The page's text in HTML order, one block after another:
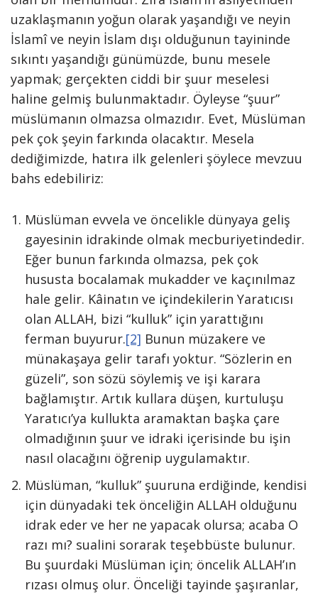
uzaklaşmanın yoğun olarak yaşandığı ve neyin
İslamî ve neyin İslam dışı olduğunun tayininde
sıkıntı yaşandığı günümüzde, bunu mesele
yapmak; gerçekten ciddi bir şuur meselesi
haline gelmiş bulunmaktadır. Öyleyse “şuur”
müslümanın olmazsa olmazıdır. Evet, Müslüman
pek çok şeyin farkında olacaktır. Mesela
dediğimizde, hatıra ilk gelenleri şöylece mevzuu
bahs edebiliriz:
Müslüman evvela ve öncelikle dünyaya geliş
gayesinin idrakinde olmak mecburiyetindedir.
Eğer bunun farkında olmazsa, pek çok
hususta bocalamak mukadder ve kaçınılmaz
hale gelir. Kâinatın ve içindekilerin Yaratıcısı
olan ALLAH, bizi “kulluk” için yarattığını
ferman buyurur.[2] Bunun müzakere ve
münakaşaya gelir tarafı yoktur. “Sözlerin en
güzeli”, son sözü söylemiş ve işi karara
bağlamıştır. Artık kullara düşen, kurtuluşu
Yaratıcı’ya kullukta aramaktan başka çare
olmadığının şuur ve idraki içerisinde bu işin
nasıl olacağını öğrenip uygulamaktır.
Müslüman, “kulluk” şuuruna erdiğinde, kendisi
için dünyadaki tek önceliğin ALLAH olduğunu
idrak eder ve her ne yapacak olursa; acaba O
razı mı? sualini sorarak teşebbüste bulunur.
Bu şuurdaki Müslüman için; öncelik ALLAH’ın
rızası olmuş olur. Önceliği tayinde şaşıranlar,